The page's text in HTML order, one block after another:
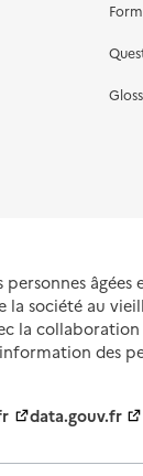
âgées
société au
la
des
data.gouv.fr